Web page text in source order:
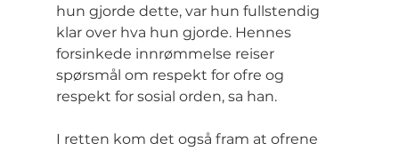
hun gjorde dette, var hun fullstendig
klar over hva hun gjorde. Hennes
forsinkede innrømmelse reiser
spørsmål om respekt for ofre og
respekt for sosial orden, sa han.
I retten kom det også fram at ofrene